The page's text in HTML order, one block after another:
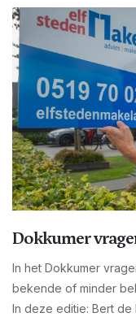
Dokkumer
In het Dokkumer
bekende of minder
In deze editie: Bert de